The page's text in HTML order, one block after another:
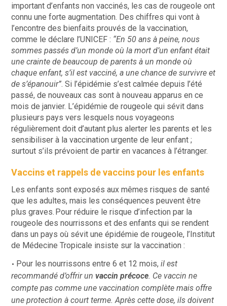
important d’enfants non vaccinés, les cas de rougeole ont
connu une forte augmentation. Des chiffres qui vont à
l’encontre des bienfaits prouvés de la vaccination,
comme le déclare l’UNICEF : “En 50 ans à peine, nous
sommes passés d’un monde où la mort d’un enfant était
une crainte de beaucoup de parents à un monde où
chaque enfant, s’il est vacciné, a une chance de survivre et
de s’épanouir”.Si l’épidémie s’est calmée depuis l’été
passé, de nouveaux cas sont à nouveau apparus en ce
mois de janvier. L’épidémie de rougeole qui sévit dans
plusieurs pays vers lesquels nous voyageons
régulièrement doit d’autant plus alerter les parents et les
sensibiliser à la vaccination urgente de leur enfant ;
surtout s’ils prévoient de partir en vacances à l’étranger.
Vaccins et rappels de vaccins pour les enfants
Les enfants sont exposés aux mêmes risques de santé
que les adultes, mais les conséquences peuvent être
plus graves. Pour réduire le risque d’infection par la
rougeole des nourrissons et des enfants qui se rendent
dans un pays où sévit une épidémie de rougeole, l’Institut
de Médecine Tropicale insiste sur la vaccination :
Pour les nourrissons entre 6 et 12 mois, il est
recommandé d’offrir unvaccin précoce. Ce vaccin ne
compte pas comme une vaccination complète mais offre
une protection à court terme. Après cette dose, ils doivent